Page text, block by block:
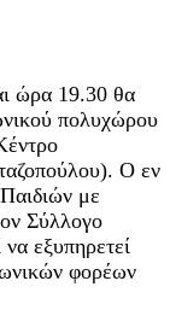
ώρα 19.30 θα
πολυχώρου
Ο εν
με
Σύλλογο
εξυπηρετεί
φορέων